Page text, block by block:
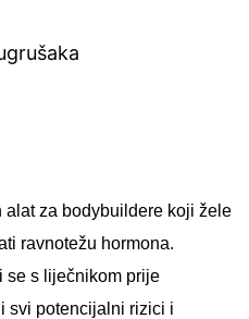
alat za bodybuildere koji žele
ravnotežu hormona.
se s liječnikom prije
svi potencijalni rizici i